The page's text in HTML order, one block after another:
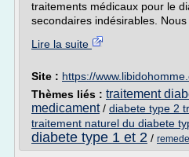
traitements médicaux pour le
secondaires indésirables. Nous
Lire la suite
Site : https://
Thèmes liés : traitement
medicament/ diabete type 2
traitement naturel du diabete
diabete type 1 et 2 /